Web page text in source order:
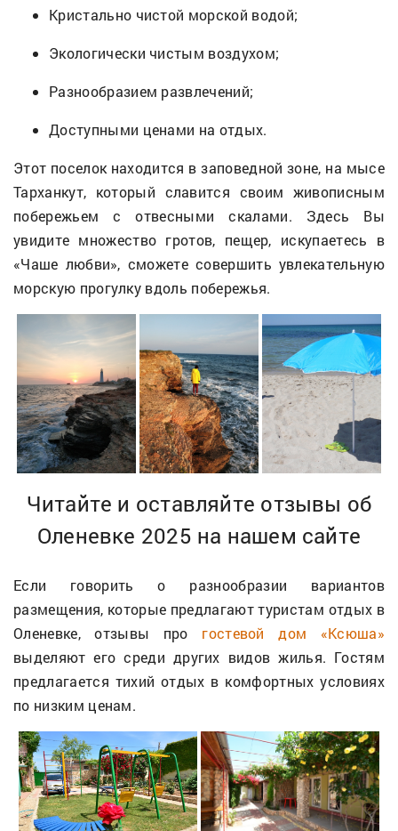
Кристально чистой морской водой;
Экологически чистым воздухом;
Разнообразием развлечений;
Доступными ценами на отдых.
Этот поселок находится в заповедной зоне, на мысе
Тарханкут, который славится своим живописным
побережьем с отвесными скалами. Здесь Вы
увидите множество гротов, пещер, искупаетесь в
«Чаше любви», сможете совершить увлекательную
морскую прогулку вдоль побережья.
Читайте и оставляйте отзывы об
Оленевке 2025 на нашем сайте
Если говорить о разнообразии вариантов
размещения, которые предлагают туристам отдых в
Оленевке, отзывы про гостевой дом «Ксюша»
выделяют его среди других видов жилья. Гостям
предлагается тихий отдых в комфортных условиях
по низким ценам.